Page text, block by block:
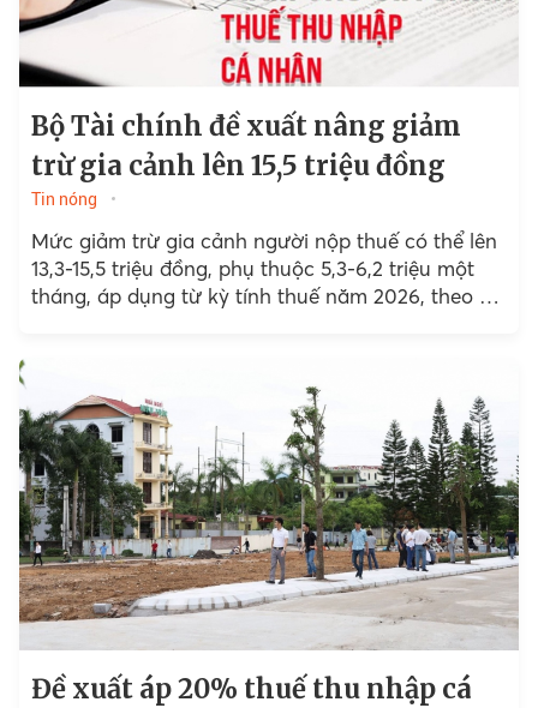
Bộ Tài chính đề xuất nâng giảm
trừ gia cảnh lên 15,5 triệu đồng
Tin nóng
Mức giảm trừ gia cảnh người nộp thuế có thể lên
13,3-15,5 triệu đồng, phụ thuộc 5,3-6,2 triệu một
tháng, áp dụng từ kỳ tính thuế năm 2026, theo đề
Đề xuất áp 20% thuế thu nhập cá